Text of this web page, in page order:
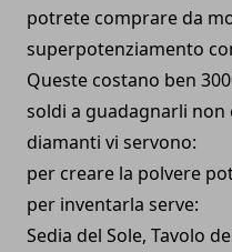
potrete comprare da
superpotenziamento
Queste costano ben
soldi a guadagnarli
diamanti vi servono:
per creare la polvere
per inventarla serve:
Sedia del Sole, Tavolo